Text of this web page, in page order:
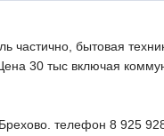
частично, бытовая
30 тыс включая
телефон 8 925